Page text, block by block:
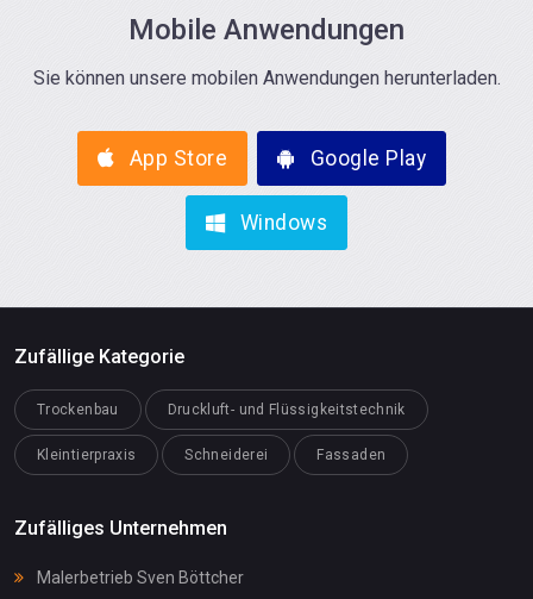
Mobile Anwendungen
Sie können unsere mobilen Anwendungen herunterladen.
App Store Google Play
Windows
Zufällige Kategorie
Trockenbau Druckluft- und Flüssigkeitstechnik
Kleintierpraxis Schneiderei Fassaden
Zufälliges Unternehmen
Malerbetrieb Sven Böttcher